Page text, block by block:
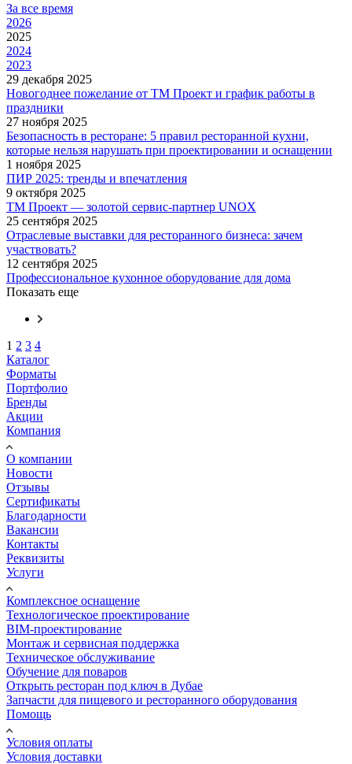
За все время
2026
2025
2024
2023
29 декабря 2025
Новогоднее пожелание от ТМ Проект и график работы в
праздники
27 ноября 2025
Безопасность в ресторане: 5 правил ресторанной кухни,
которые нельзя нарушать при проектировании и оснащении
1 ноября 2025
ПИР 2025: тренды и впечатления
9 октября 2025
ТМ Проект — золотой сервис-партнер UNOX
25 сентября 2025
Отраслевые выставки для ресторанного бизнеса: зачем
участвовать?
12 сентября 2025
Профессиональное кухонное оборудование для дома
Показать еще
1 2 3 4
Каталог
Форматы
Портфолио
Бренды
Акции
Компания
О компании
Новости
Отзывы
Сертификаты
Благодарности
Вакансии
Контакты
Реквизиты
Услуги
Комплексное оснащение
Технологическое проектирование
BIM-проектирование
Монтаж и сервисная поддержка
Техническое обслуживание
Обучение для поваров
Открыть ресторан под ключ в Дубае
Запчасти для пищевого и ресторанного оборудования
Помощь
Условия оплаты
Условия доставки